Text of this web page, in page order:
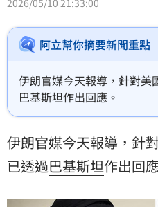
阿立幫你摘要新聞重點
伊朗官媒今天報導，針對美
巴基斯坦作出回應。
伊朗官媒今天報導，針對
已透過巴基斯坦作出回